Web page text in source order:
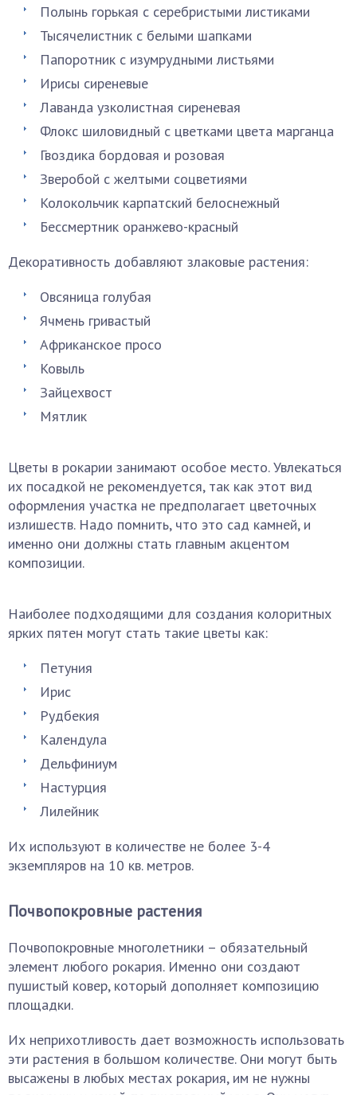
Полынь горькая с серебристыми листиками
Тысячелистник с белыми шапками
Папоротник с изумрудными листьями
Ирисы сиреневые
Лаванда узколистная сиреневая
Флокс шиловидный с цветками цвета марганца
Гвоздика бордовая и розовая
Зверобой с желтыми соцветиями
Колокольчик карпатский белоснежный
Бессмертник оранжево-красный
Декоративность добавляют злаковые растения:
Овсяница голубая
Ячмень гривастый
Африканское просо
Ковыль
Зайцехвост
Мятлик
Цветы в рокарии занимают особое место. Увлекаться
их посадкой не рекомендуется, так как этот вид
оформления участка не предполагает цветочных
излишеств. Надо помнить, что это сад камней, и
именно они должны стать главным акцентом
композиции.
Наиболее подходящими для создания колоритных
ярких пятен могут стать такие цветы как:
Петуния
Ирис
Рудбекия
Календула
Дельфиниум
Настурция
Лилейник
Их используют в количестве не более 3-4
экземпляров на 10 кв. метров.
Почвопокровные растения
Почвопокровные многолетники – обязательный
элемент любого рокария. Именно они создают
пушистый ковер, который дополняет композицию
площадки.
Их неприхотливость дает возможность использовать
эти растения в большом количестве. Они могут быть
высажены в любых местах рокария, им не нужны